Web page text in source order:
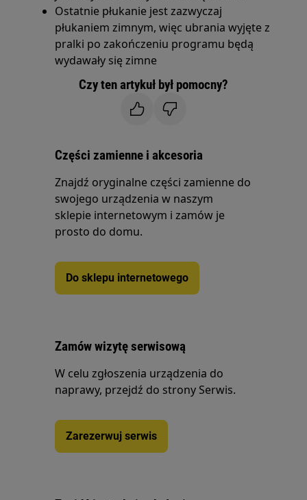
Ostatnie płukanie jest zazwyczaj
płukaniem zimnym, więc ubrania wyjęte z
pralki po zakończeniu programu będą
wydawały się zimne
Czy ten artykuł był pomocny?
Części zamienne i akcesoria
Znajdź oryginalne części zamienne do
swojego urządzenia w naszym
sklepie internetowym i zamów je
prosto do domu.
Do sklepu internetowego
Zamów wizytę serwisową
W celu zgłoszenia urządzenia do
naprawy, przejdź do strony Serwis.
Zarezerwuj serwis